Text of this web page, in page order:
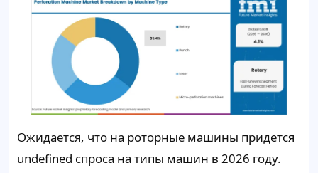
Ожидается, что на роторные машины придется
undefined спроса на типы машин в 2026 году.